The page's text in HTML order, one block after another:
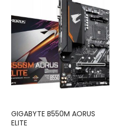
GIGABYTE B550M AORUS
ELITE